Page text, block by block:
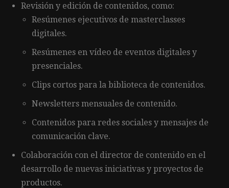
Revisión y edición de contenidos, como:
Resúmenes ejecutivos de masterclasses
digitales.
Resúmenes en vídeo de eventos digitales y
presenciales.
Clips cortos para la biblioteca de contenidos.
Newsletters mensuales de contenido.
Contenidos para redes sociales y mensajes de
comunicación clave.
Colaboración con el director de contenido en el
desarrollo de nuevas iniciativas y proyectos de
productos.